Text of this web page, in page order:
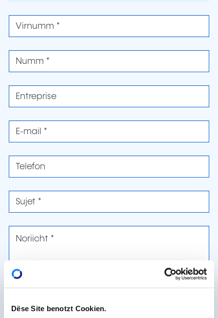
Dëse Site benotzt Cookien.